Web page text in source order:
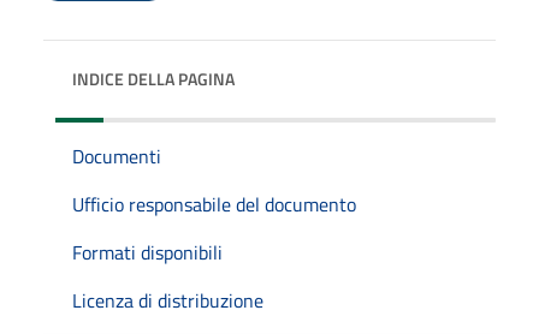
INDICE DELLA PAGINA
Documenti
Ufficio responsabile del documento
Formati disponibili
Licenza di distribuzione